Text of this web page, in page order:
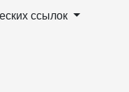
ссылок